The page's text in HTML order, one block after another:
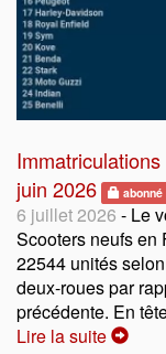
juin 2026
abonné
6 juillet 2026 - Le
Scooters neufs en
22544 unités
deux-roues par
précédente. En
Lire la suite